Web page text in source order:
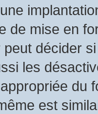
de mise en
peut décider
les
appropriée
est